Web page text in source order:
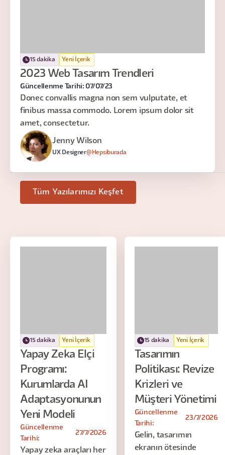
15 dakika Yeni İçerik
2023 Web Tasarım Trendleri
Güncellenme Tarihi: 07/07/23
Donec convallis magna non sem vulputate, et
finibus massa commodo. Lorem ipsum dolor sit
amet, consectetur.
Jenny Wilson
UX Designer@Hepsiburada
Tüm Yazılarımızı Keşfet
15 dakika Yeni İçerik
Yapay Zeka Elçi
Programı:
Kurumlarda AI
Adaptasyonunun
Yeni Modeli
Güncellenme
Tarihi:
27/7/2026
Yapay zeka araçları her
15 dakika Yeni İçerik
Tasarımın
Politikası: Revize
Krizleri ve
Müşteri Yönetimi
Güncellenme
Tarihi:
23/7/2026
Gelin, tasarımın
ekranın ötesinde